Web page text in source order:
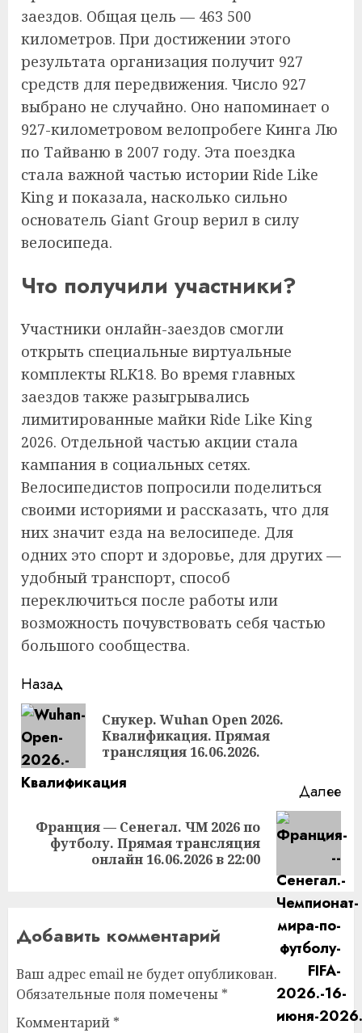
заездов. Общая цель — 463 500
километров. При достижении этого
результата организация получит 927
средств для передвижения. Число 927
выбрано не случайно. Оно напоминает о
927-километровом велопробеге Кинга Лю
по Тайваню в 2007 году. Эта поездка
стала важной частью истории Ride Like
King и показала, насколько сильно
основатель Giant Group верил в силу
велосипеда.
Что получили участники?
Участники онлайн-заездов смогли
открыть специальные виртуальные
комплекты RLK18. Во время главных
заездов также разыгрывались
лимитированные майки Ride Like King
2026. Отдельной частью акции стала
кампания в социальных сетях.
Велосипедистов попросили поделиться
своими историями и рассказать, что для
них значит езда на велосипеде. Для
одних это спорт и здоровье, для других —
удобный транспорт, способ
переключиться после работы или
возможность почувствовать себя частью
большого сообщества.
Продолжить
чтение
Назад
Снукер. Wuhan Open 2026.
Квалификация. Прямая
трансляция 16.06.2026.
Далее
Следующая
Франция — Сенегал. ЧМ 2026 по
футболу. Прямая трансляция
онлайн 16.06.2026 в 22:00
Добавить комментарий
Ваш адрес email не будет опубликован.
Обязательные поля помечены *
Комментарий *